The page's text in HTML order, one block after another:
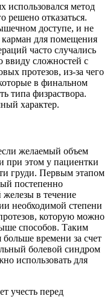
использовался метод
решено отказаться.
доступе, и не
карман для помещения
часто случались
ввиду сложностей с
протезов, из-за чего
в финальном
типа физраствора.
характер.
желаемый объем
при этом у пациентки
груди. Первым этапом
постепенно
железы в течение
необходимой степени
которую можно
способов. Таким
больше времени за счет
болевой синдром
использовать для
учесть перед